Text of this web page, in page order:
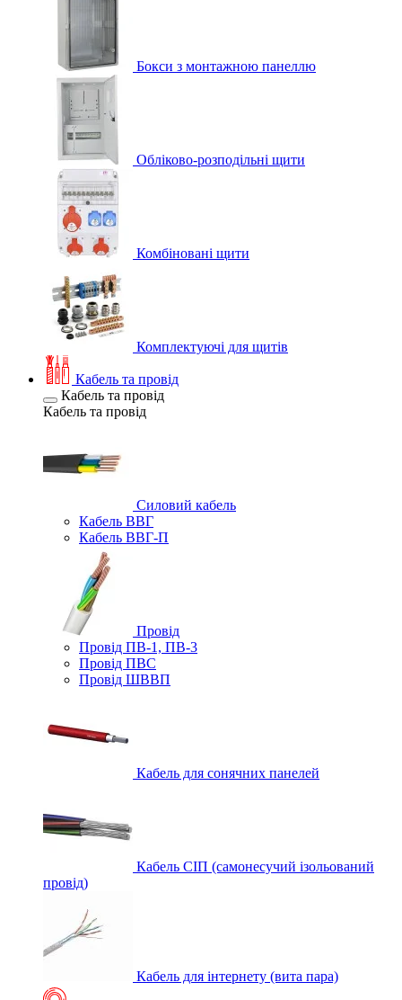
Бокси з монтажною панеллю
Обліково-розподільні щити
Комбіновані щити
Комплектуючі для щитів
Кабель та провід
Кабель та провід
Кабель та провід
Силовий кабель
Кабель ВВГ
Кабель ВВГ-П
Провід
Провід ПВ-1, ПВ-3
Провід ПВС
Провід ШВВП
Кабель для сонячних панелей
Кабель СІП (самонесучий ізольований
провід)
Кабель для інтернету (вита пара)